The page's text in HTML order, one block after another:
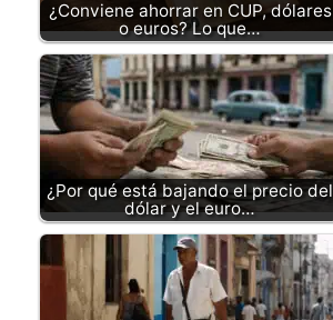
¿Conviene ahorrar en CUP, dólares
o euros? Lo que…
¿Por qué está bajando el precio del
dólar y el euro…